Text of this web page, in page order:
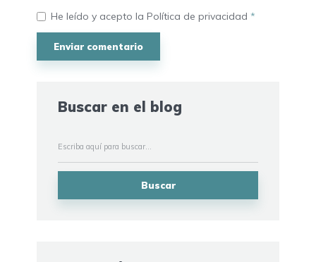
He leído y acepto la Política de privacidad *
Buscar en el blog
Buscar